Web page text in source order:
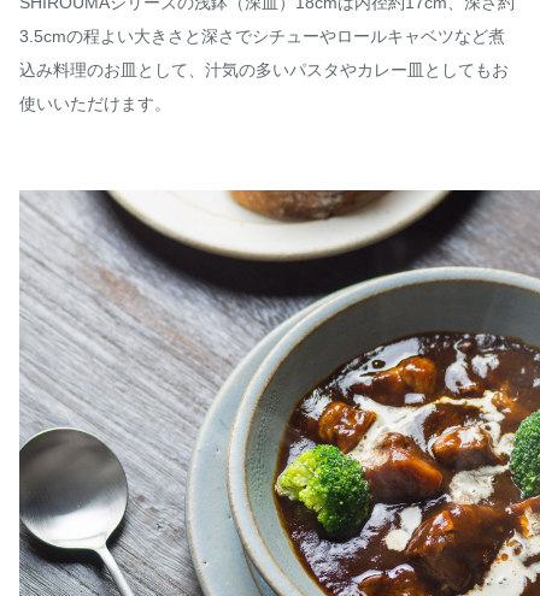
3.5cmの程よい大きさと深さでシチューやロールキャベツなど煮
込み料理のお皿として、汁気の多いパスタやカレー皿としてもお
使いいただけます。